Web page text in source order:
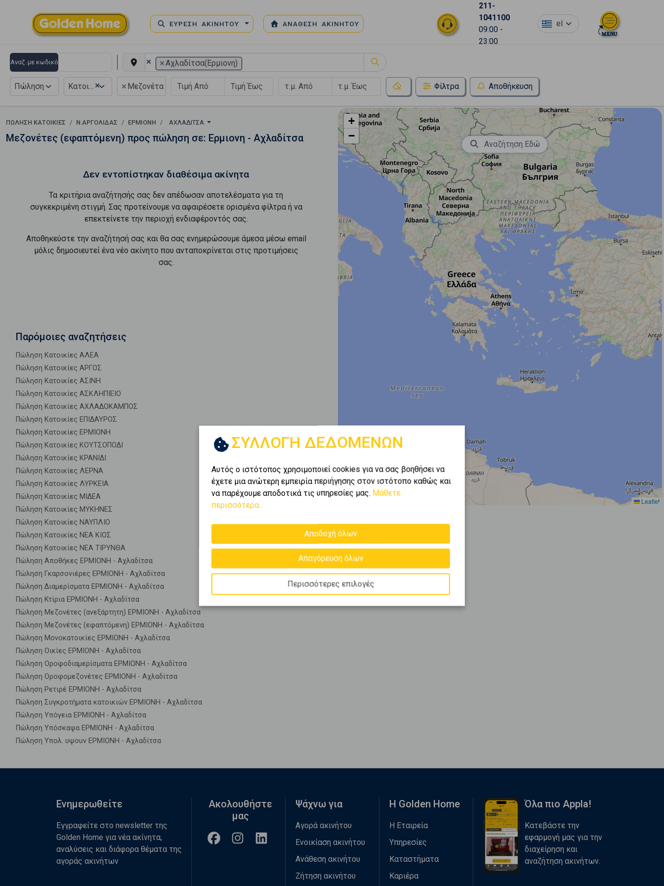
ΕΥΡΕΣΗ ΑΚΙΝΗΤΟΥ ΑΝΑΘΕΣΗ ΑΚΙΝΗΤΟΥ
211-
1041100
09:00 -
23:00
el
Αναζ. με κωδικό × ×Αχλαδίτσα(Ερμιονη)
Πώληση ×
Κατοικία × Μεζονέτα Εφαπτόμενη Φίλτρα Αποθήκευση
ΠΏΛΗΣΗ ΚΑΤΟΙΚΊΕΣ Ν.ΑΡΓΟΛΙΔΑΣ ΕΡΜΙΟΝΗ ΑΧΛΑΔΊΤΣΑ
Μεζονέτες (εφαπτόμενη) προς πώληση σε: Ερμιονη - Αχλαδίτσα
Δεν εντοπίστηκαν διαθέσιμα ακίνητα
Τα κριτήρια αναζήτησής σας δεν απέδωσαν αποτελέσματα για τη
συγκεκριμένη στιγμή. Σας προτείνουμε να αφαιρέσετε ορισμένα φίλτρα ή να
επεκτείνετε την περιοχή ενδιαφέροντός σας.
Αποθηκεύστε την αναζήτησή σας και θα σας ενημερώσουμε άμεσα μέσω email
μόλις δημοσιευτεί ένα νέο ακίνητο που ανταποκρίνεται στις προτιμήσεις
σας.
Παρόμοιες αναζητήσεις
Πώληση Κατοικίες ΑΛΕΑ
Πώληση Κατοικίες ΑΡΓΟΣ
Πώληση Κατοικίες ΑΣΙΝΗ
Πώληση Κατοικίες ΑΣΚΛΗΠΙΕΙΟ
Πώληση Κατοικίες ΑΧΛΑΔΟΚΑΜΠΟΣ
Πώληση Κατοικίες ΕΠΙΔΑΥΡΟΣ
Πώληση Κατοικίες ΕΡΜΙΟΝΗ
Πώληση Κατοικίες ΚΟΥΤΣΟΠΟΔΙ
Πώληση Κατοικίες ΚΡΑΝΙΔΙ
Πώληση Κατοικίες ΛΕΡΝΑ
Πώληση Κατοικίες ΛΥΡΚΕΙΑ
Πώληση Κατοικίες ΜΙΔΕΑ
Πώληση Κατοικίες ΜΥΚΗΝΕΣ
Πώληση Κατοικίες ΝΑΥΠΛΙΟ
Πώληση Κατοικίες ΝΕΑ ΚΙΟΣ
Πώληση Κατοικίες ΝΕΑ ΤΙΡΥΝΘΑ
Πώληση Αποθήκες ΕΡΜΙΟΝΗ - Αχλαδίτσα
Πώληση Γκαρσονιέρες ΕΡΜΙΟΝΗ - Αχλαδίτσα
Πώληση Διαμερίσματα ΕΡΜΙΟΝΗ - Αχλαδίτσα
Πώληση Κτίρια ΕΡΜΙΟΝΗ - Αχλαδίτσα
Πώληση Μεζονέτες (ανεξάρτητη) ΕΡΜΙΟΝΗ - Αχλαδίτσα
Πώληση Μεζονέτες (εφαπτόμενη) ΕΡΜΙΟΝΗ - Αχλαδίτσα
Πώληση Μονοκατοικίες ΕΡΜΙΟΝΗ - Αχλαδίτσα
Πώληση Οικίες ΕΡΜΙΟΝΗ - Αχλαδίτσα
Πώληση Οροφοδιαμερίσματα ΕΡΜΙΟΝΗ - Αχλαδίτσα
Πώληση Οροφομεζονέτες ΕΡΜΙΟΝΗ - Αχλαδίτσα
Πώληση Ρετιρέ ΕΡΜΙΟΝΗ - Αχλαδίτσα
Πώληση Συγκροτήματα κατοικιών ΕΡΜΙΟΝΗ - Αχλαδίτσα
Πώληση Υπόγεια ΕΡΜΙΟΝΗ - Αχλαδίτσα
Πώληση Υπόσκαφα ΕΡΜΙΟΝΗ - Αχλαδίτσα
Πώληση Υπολ. υψουν ΕΡΜΙΟΝΗ - Αχλαδίτσα
+
−
Leaflet
Αναζήτηση Εδώ
ΣΥΛΛΟΓΗ ΔΕΔΟΜΕΝΩΝ
Αυτός ο ιστότοπος χρησιμοποιεί cookies για να σας βοηθήσει να
έχετε μια ανώτερη εμπειρία περιήγησης στον ιστότοπο καθώς και
να παρέχουμε αποδοτικά τις υπηρεσίες μας. Μάθετε
περισσότερα...
Αποδοχή όλων
Απαγόρευση όλων
Περισσότερες επιλογές
Ενημερωθείτε
Εγγραφείτε στο newsletter της
Golden Home για νέα ακίνητα,
αναλύσεις και διάφορα θέματα της
αγοράς ακινήτων
Ακολουθήστε
μας
Ψάχνω για
Αγορά ακινήτου
Ενοικίαση ακινήτου
Ανάθεση ακινήτου
Ζήτηση ακινήτου
Η Golden Home
Η Εταιρεία
Υπηρεσίες
Καταστήματα
Καριέρα
Όλα πιο Appla!
Κατεβάστε την
εφαρμογή μας για την
διαχείρηση και
αναζήτηση ακινήτων.